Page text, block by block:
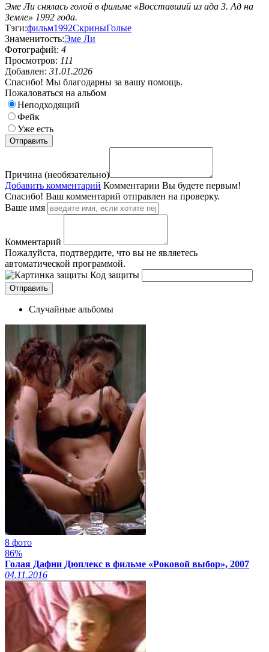
Эме Ли снялась голой в фильме «Восставший из ада 3. Ад на
Земле» 1992 года.
Тэги:фильм1992СкриныГолые
Знаменитость:Эме Ли
Фотографий: 4
Просмотров: 111
Добавлен: 31.01.2026
Спасибо! Мы благодарны за вашу помощь.
Пожаловаться на альбом
Неподходящий
Фейк
Уже есть
Причина (необязательно)
Добавить комментарий Комментарии Вы будете первым!
Спасибо! Ваш комментарий отправлен на проверку.
Ваше имя
Комментарий
Пожалуйста, подтвердите, что вы не являетесь
автоматической программой.
Код защиты
Случайные альбомы
8 фото
86%
Голая Дафни Дюплекс в фильме «Роковой выбор», 2007
04.11.2016